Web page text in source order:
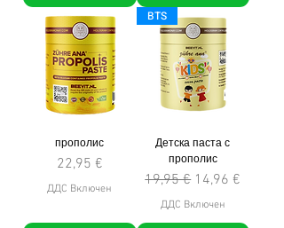
прополис
Цена
22,95 €
ДДС Включен
BTS
Детска паста с
прополис
Редовна цена
19,95 € Продажна цена
14,96 €
ДДС Включен